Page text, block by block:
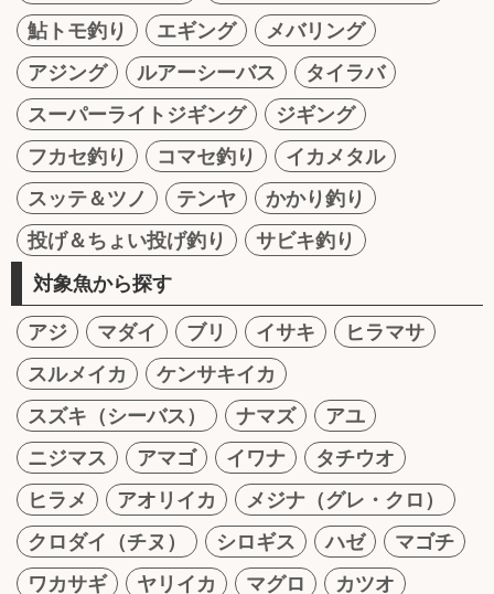
鮎トモ釣り エギング
メバリング
アジング
ルアーシーバス
タイラバ
スーパーライトジギング
ジギング
フカセ釣り
コマセ釣り
イカメタル
スッテ＆ツノ
テンヤ
かかり釣り
投げ＆ちょい投げ釣り
サビキ釣り
対象魚から探す
アジ マダイ ブリ イサキ
ヒラマサ
スルメイカ
ケンサキイカ
スズキ（シーバス）
ナマズ
アユ
ニジマス
アマゴ イワナ
タチウオ
ヒラメ
アオリイカ
メジナ（グレ・クロ）
クロダイ（チヌ）
シロギス ハゼ
マゴチ
ワカサギ
ヤリイカ マグロ
カツオ